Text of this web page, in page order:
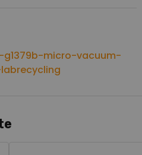
micro-vacuum-